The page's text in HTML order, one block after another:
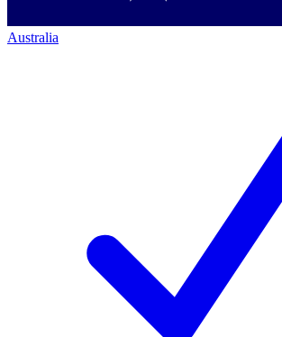
Australia